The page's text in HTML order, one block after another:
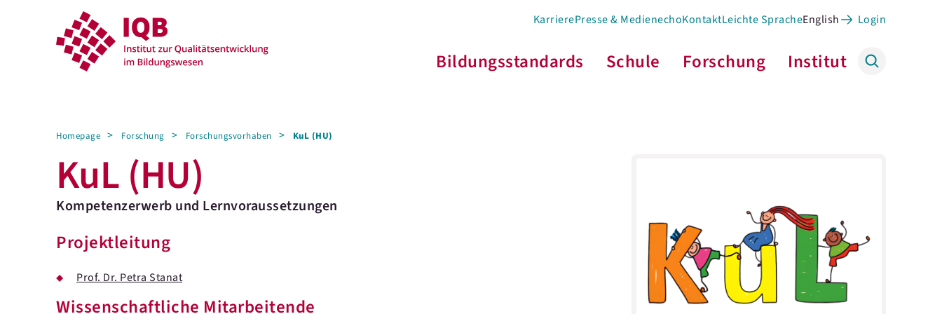
KarrierePresse & MedienechoKontaktLeichte SpracheEnglish Login
Bildungsstandards Schule Forschung Institut
Homepage Forschung Forschungsvorhaben KuL (HU)
KuL (HU)
Kompetenzerwerb und Lernvoraussetzungen
Projektleitung
Prof. Dr. Petra Stanat
Wissenschaftliche Mitarbeitende